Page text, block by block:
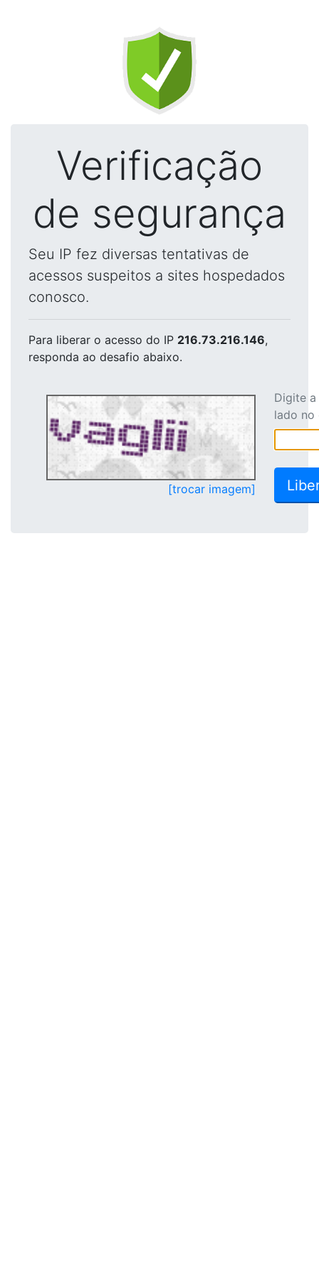
Verificação
de segurança
Seu IP fez diversas tentativas de
acessos suspeitos a sites hospedados
conosco.
Para liberar o acesso do IP 216.73.216.146,
responda ao desafio abaixo.
[trocar imagem]
Digite
lado no